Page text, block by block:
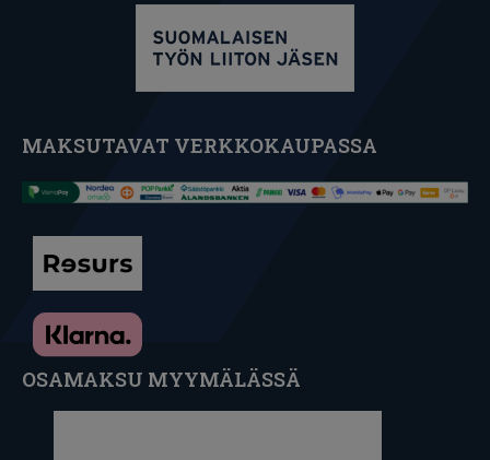
MAKSUTAVAT VERKKOKAUPASSA
OSAMAKSU MYYMÄLÄSSÄ